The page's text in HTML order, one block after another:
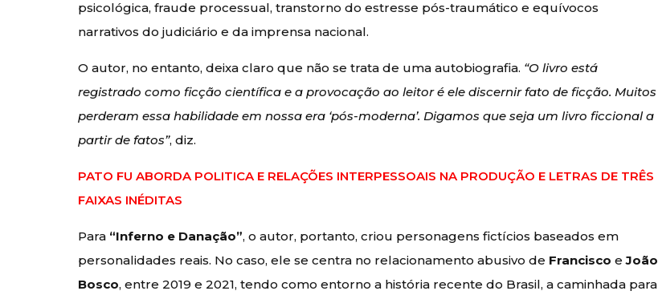
psicológica, fraude processual, transtorno do estresse pós-traumático e equívocos
narrativos do judiciário e da imprensa nacional.
O autor, no entanto, deixa claro que não se trata de uma autobiografia. “O livro está
registrado como ficção científica e a provocação ao leitor é ele discernir fato de ficção. Muitos
perderam essa habilidade em nossa era ‘pós-moderna’. Digamos que seja um livro ficcional a
partir de fatos”, diz.
PATO FU ABORDA POLITICA E RELAÇÕES INTERPESSOAIS NA PRODUÇÃO E LETRAS DE TRÊS
FAIXAS INÉDITAS
Para “Inferno e Danação”, o autor, portanto, criou personagens fictícios baseados em
personalidades reais. No caso, ele se centra no relacionamento abusivo de Francisco eJoão
Bosco, entre 2019 e 2021, tendo como entorno a história recente do Brasil, a caminhada para